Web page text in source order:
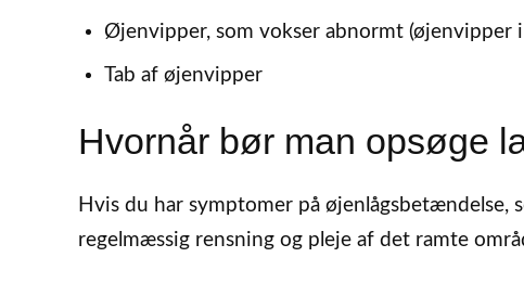
Øjenvipper, som vokser abnormt (øjenvipper
Tab af øjenvipper
Hvornår bør man opsøge
Hvis du har symptomer på øjenlågsbetændelse,
regelmæssig rensning og pleje af det ramte